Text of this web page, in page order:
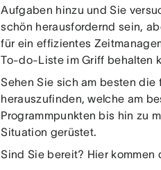
Aufgaben hinzu und Sie
schön herausfordernd sein,
für ein effizientes
To-do-Liste im Griff behalten
Sehen Sie sich am besten die
herauszufinden, welche am
Programmpunkten bis hin zu
Situation gerüstet.
Sind Sie bereit? Hier